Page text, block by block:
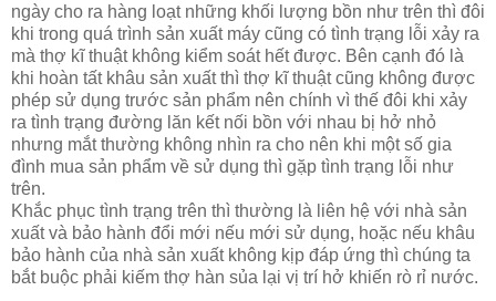
ngày cho ra hàng loạt những khối lượng bồn như trên thì đôi
khi trong quá trình sản xuất máy cũng có tình trạng lỗi xảy ra
mà thợ kĩ thuật không kiểm soát hết được. Bên cạnh đó là
khi hoàn tất khâu sản xuất thì thợ kĩ thuật cũng không được
phép sử dụng trước sản phẩm nên chính vì thế đôi khi xảy
ra tình trạng đường lăn kết nối bồn với nhau bị hở nhỏ
nhưng mắt thường không nhìn ra cho nên khi một số gia
đình mua sản phẩm về sử dụng thì gặp tình trạng lỗi như
trên.
Khắc phục tình trạng trên thì thường là liên hệ với nhà sản
xuất và bảo hành đổi mới nếu mới sử dụng, hoặc nếu khâu
bảo hành của nhà sản xuất không kịp đáp ứng thì chúng ta
bắt buộc phải kiếm thợ hàn sủa lại vị trí hở khiến rò rỉ nước.